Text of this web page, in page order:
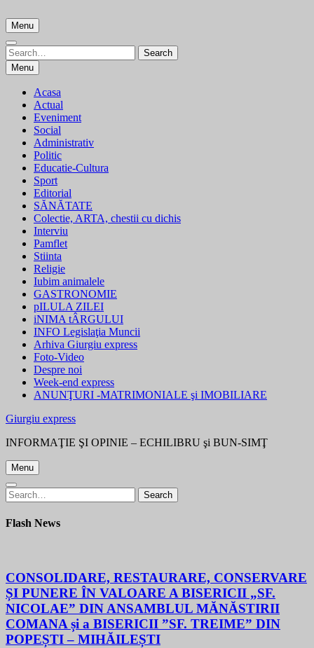
to
content
Menu
Search
for:
Search
Menu
Acasa
Actual
Eveniment
Social
Administrativ
Politic
Educatie-Cultura
Sport
Editorial
SĂNĂTATE
Colectie, ARTA, chestii cu dichis
Interviu
Pamflet
Stiinta
Religie
Iubim animalele
GASTRONOMIE
pILULA ZILEI
iNIMA tÂRGULUI
INFO Legislaţia Muncii
Arhiva Giurgiu express
Foto-Video
Despre noi
Week-end express
ANUNŢURI -MATRIMONIALE şi IMOBILIARE
Giurgiu express
INFORMAŢIE ŞI OPINIE – ECHILIBRU şi BUN-SIMŢ
Menu
Search
for:
Search
Flash News
CONSOLIDARE, RESTAURARE, CONSERVARE
ȘI PUNERE ÎN VALOARE A BISERICII „SF.
NICOLAE” DIN ANSAMBLUL MĂNĂSTIRII
COMANA și a BISERICII ”SF. TREIME” DIN
POPEȘTI – MIHĂILEȘTI